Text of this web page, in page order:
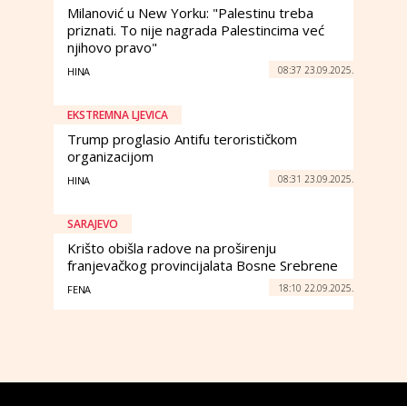
Milanović u New Yorku: "Palestinu treba
priznati. To nije nagrada Palestincima već
njihovo pravo"
HINA 08:37 23.09.2025.
EKSTREMNA LJEVICA
Trump proglasio Antifu terorističkom
organizacijom
HINA 08:31 23.09.2025.
SARAJEVO
Krišto obišla radove na proširenju
franjevačkog provincijalata Bosne Srebrene
FENA 18:10 22.09.2025.